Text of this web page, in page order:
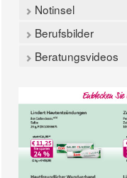
Notinsel
Berufsbilder
Beratungsvideos